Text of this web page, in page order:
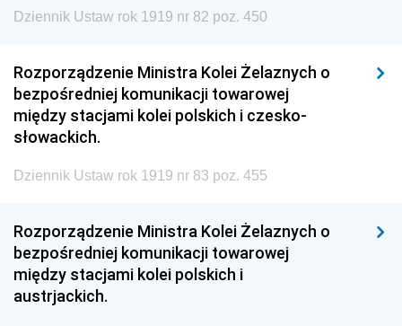
Dziennik Ustaw rok 1919 nr 82 poz. 450
Rozporządzenie Ministra Kolei Żelaznych o
bezpośredniej komunikacji towarowej
między stacjami kolei polskich i czesko-
słowackich.
Dziennik Ustaw rok 1919 nr 83 poz. 455
Rozporządzenie Ministra Kolei Żelaznych o
bezpośredniej komunikacji towarowej
między stacjami kolei polskich i
austrjackich.